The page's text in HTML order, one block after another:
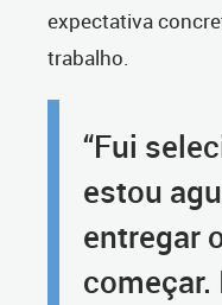
expectativa
trabalho.
“Fui
estou
entregar